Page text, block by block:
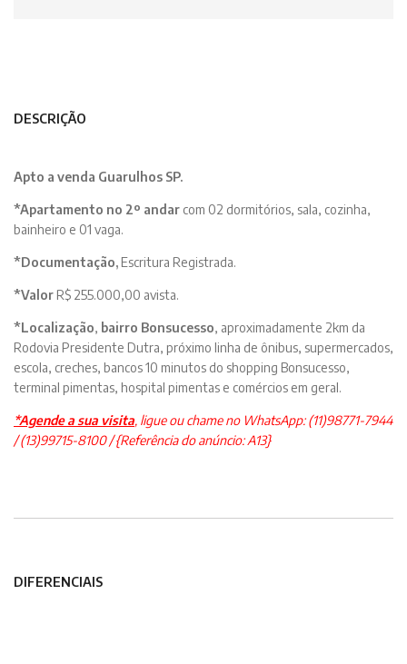
DESCRIÇÃO
Apto a venda Guarulhos SP.
*Apartamento no 2º andar com 02 dormitórios, sala, cozinha,
bainheiro e 01 vaga.
*Documentação, Escritura Registrada.
*Valor R$ 255.000,00 avista.
*Localização, bairro Bonsucesso, aproximadamente 2km da
Rodovia Presidente Dutra, próximo linha de ônibus, supermercados,
escola, creches, bancos 10 minutos do shopping Bonsucesso,
terminal pimentas, hospital pimentas e comércios em geral.
*Agende a sua visita, ligue ou chame no WhatsApp:(11)98771-7944
/ (13)99715-8100 / {Referência do anúncio: A13}
DIFERENCIAIS